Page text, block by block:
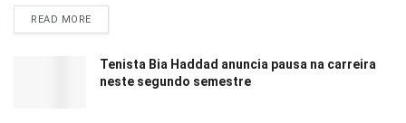
READ MORE
Tenista Bia Haddad anuncia pausa na carreira
neste segundo semestre